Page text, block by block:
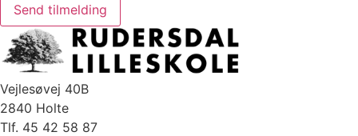
Send tilmelding
Vejlesøvej 40B
2840 Holte
Tlf. 45 42 58 87